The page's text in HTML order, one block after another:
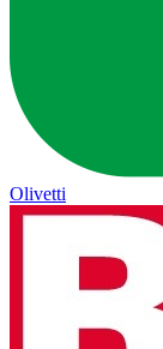
Olivetti